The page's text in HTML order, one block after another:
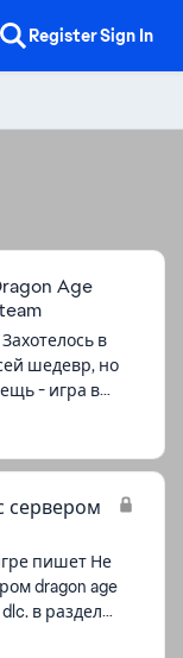
RegisterSign In
Age
в
шедевр, но
- игра в
сервером
пишет Не
dragon age
в разделе
как